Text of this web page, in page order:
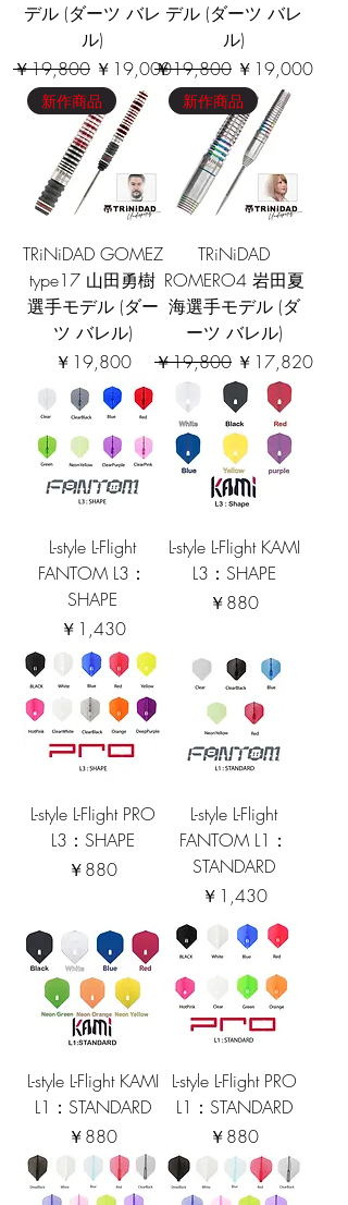
デル (ダーツ バレ
ル)
通常価格
￥19,800 セール価格
￥19,000
デル (ダーツ バレ
ル)
通常価格
￥19,800 セール価格
￥19,000
新作商品
TRiNiDAD GOMEZ
type17 山田勇樹
選手モデル (ダー
ツ バレル)
価格
￥19,800
新作商品
TRiNiDAD
ROMERO4 岩田夏
海選手モデル (ダ
ーツ バレル)
通常価格
￥19,800 セール価格
￥17,820
L-style L-Flight
FANTOM L3：
SHAPE
価格
￥1,430
L-style L-Flight KAMI
L3：SHAPE
価格
￥880
L-style L-Flight PRO
L3：SHAPE
価格
￥880
L-style L-Flight
FANTOM L1：
STANDARD
価格
￥1,430
L-style L-Flight KAMI
L1：STANDARD
価格
￥880
L-style L-Flight PRO
L1：STANDARD
価格
￥880